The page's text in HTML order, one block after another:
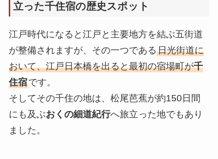
立った千住宿の歴史スポット
江戸時代になると江戸と主要地方を結ぶ五街道
が整備されますが、その一つである日光街道に
おいて、江戸日本橋を出ると最初の宿場町が千
住宿です。
そしてその千住の地は、松尾芭蕉が約150日間
にも及ぶおくの細道紀行へ旅立った地でもあり
ました。